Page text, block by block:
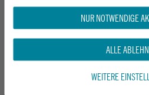
NUR NOTWENDIGE
ALLE
WEITERE